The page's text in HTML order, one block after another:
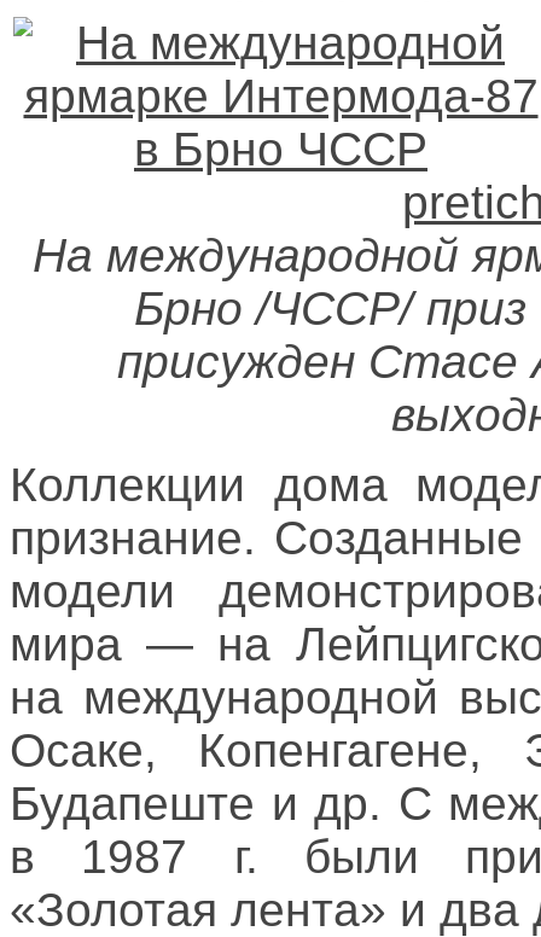
На международной
Брно /ЧССР/
присужден Стасе
Коллекции дома
признание.
модели
мира — на
на международной
Осаке,
Будапеште и др. С
в 1987 г. были
«Золотая лента» и